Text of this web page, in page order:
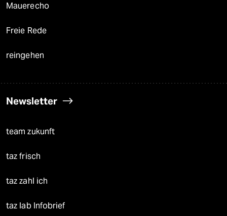
Mauerecho
Freie Rede
reingehen
Newsletter
team zukunft
taz frisch
taz zahl ich
taz lab Infobrief